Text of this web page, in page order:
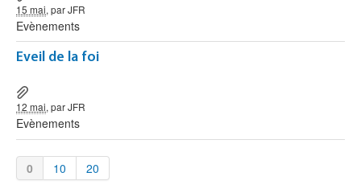
15 mai, par JFR
Evènements
Eveil de la foi
12 mai, par JFR
Evènements
0 10 20